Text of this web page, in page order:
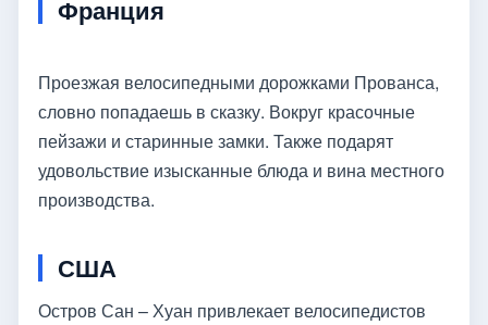
Франция
Проезжая велосипедными дорожками Прованса,
словно попадаешь в сказку. Вокруг красочные
пейзажи и старинные замки. Также подарят
удовольствие изысканные блюда и вина местного
производства.
США
Остров Сан – Хуан привлекает велосипедистов